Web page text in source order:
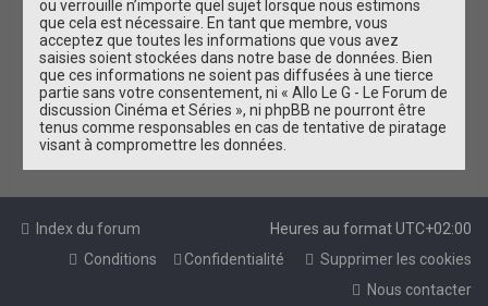
ou verrouille n’importe quel sujet lorsque nous estimons
que cela est nécessaire. En tant que membre, vous
acceptez que toutes les informations que vous avez
saisies soient stockées dans notre base de données. Bien
que ces informations ne soient pas diffusées à une tierce
partie sans votre consentement, ni « Allo Le G - Le Forum de
discussion Cinéma et Séries », ni phpBB ne pourront être
tenus comme responsables en cas de tentative de piratage
visant à compromettre les données.
Index du forum Heures au formatUTC+02:00
Supprimer les cookies
Confidentialité
Conditions
Nous contacter